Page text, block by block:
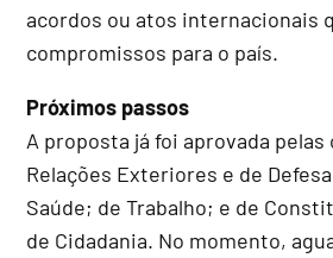
acordos ou atos internacionais
compromissos para o país.
Próximos passos
A proposta já foi aprovada
Relações Exteriores e de
Saúde; de Trabalho; e de
de Cidadania. No momento,